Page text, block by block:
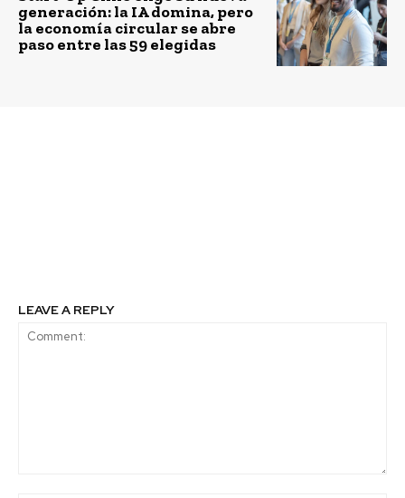
generación: la IA domina, pero
la economía circular se abre
paso entre las 59 elegidas
LEAVE A REPLY